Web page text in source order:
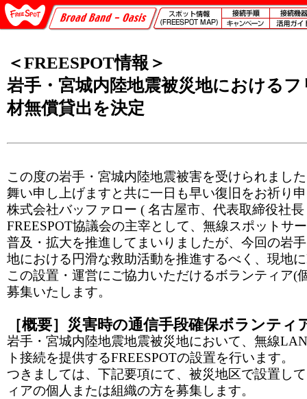
＜FREESPOT情報＞
岩手・宮城内陸地震被災地における
材無償貸出を決定
この度の岩手・宮城内陸地震被害を受けられまし
舞い申し上げますと共に一日も早い復旧をお祈り
株式会社バッファロー ( 名古屋市、代表取締役社
FREESPOT協議会の主宰として、無線スポットサ
普及・拡大を推進してまいりましたが、今回の岩
地における円滑な救助活動を推進するべく、現地
この設置・運営にご協力いただけるボランティア(
募集いたします。
［概要］災害時の通信手段確保ボランティ
岩手・宮城内陸地震地震被災地において、無線
ト接続を提供するFREESPOTの設置を行います。
つきましては、下記要項にて、被災地区で設置し
ィアの個人または組織の方を募集します。